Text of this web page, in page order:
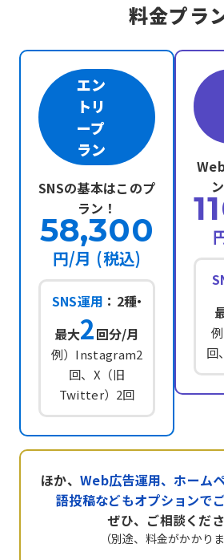
料金プラ
エン
トリ
ープ
ラン
SNSの基本はこのプ
ラン！
58,300
円/月 (税込)
SNS運用 ：2種・
最大2回分/月
例）Instagram2
回、X（旧
Twitter）2回
回
ほか、 Web広告運用、ホーム
語投稿などもオプションで
ぜひ、ご相談くだ
（別途、料金がかかりま